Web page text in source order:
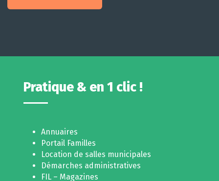
Pratique & en 1 clic !
Annuaires
Portail Familles
Location de salles municipales
Démarches administratives
FIL – Magazines